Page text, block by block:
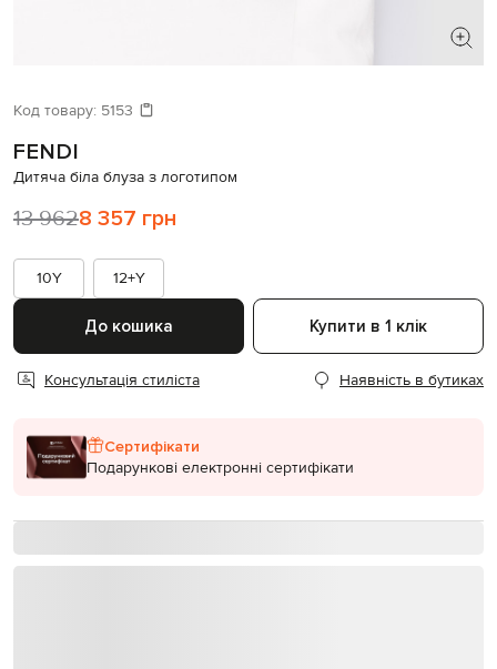
Код товару: 5153
FENDI
Дитяча біла блуза з логотипом
13 9628 357 грн
10Y 12+Y
До кошика Купити в 1 клік
Консультація стиліста Наявність в бутиках
Сертифікати
Подарункові електронні сертифікати